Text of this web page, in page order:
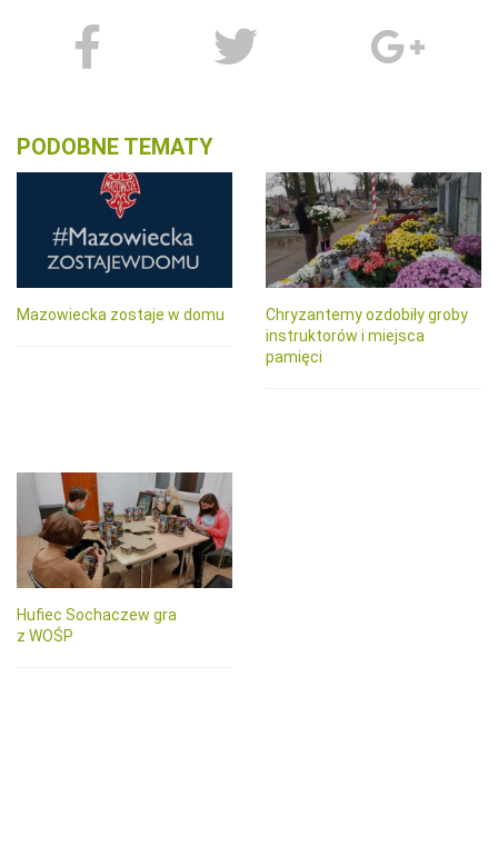
PODOBNE TEMATY
Mazowiecka zostaje w domu
Chryzantemy ozdobiły groby
instruktorów i miejsca
pamięci
Hufiec Sochaczew gra
z WOŚP